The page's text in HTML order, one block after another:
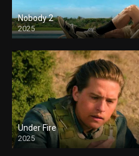
Nobody 2
2025
Under Fire
2025